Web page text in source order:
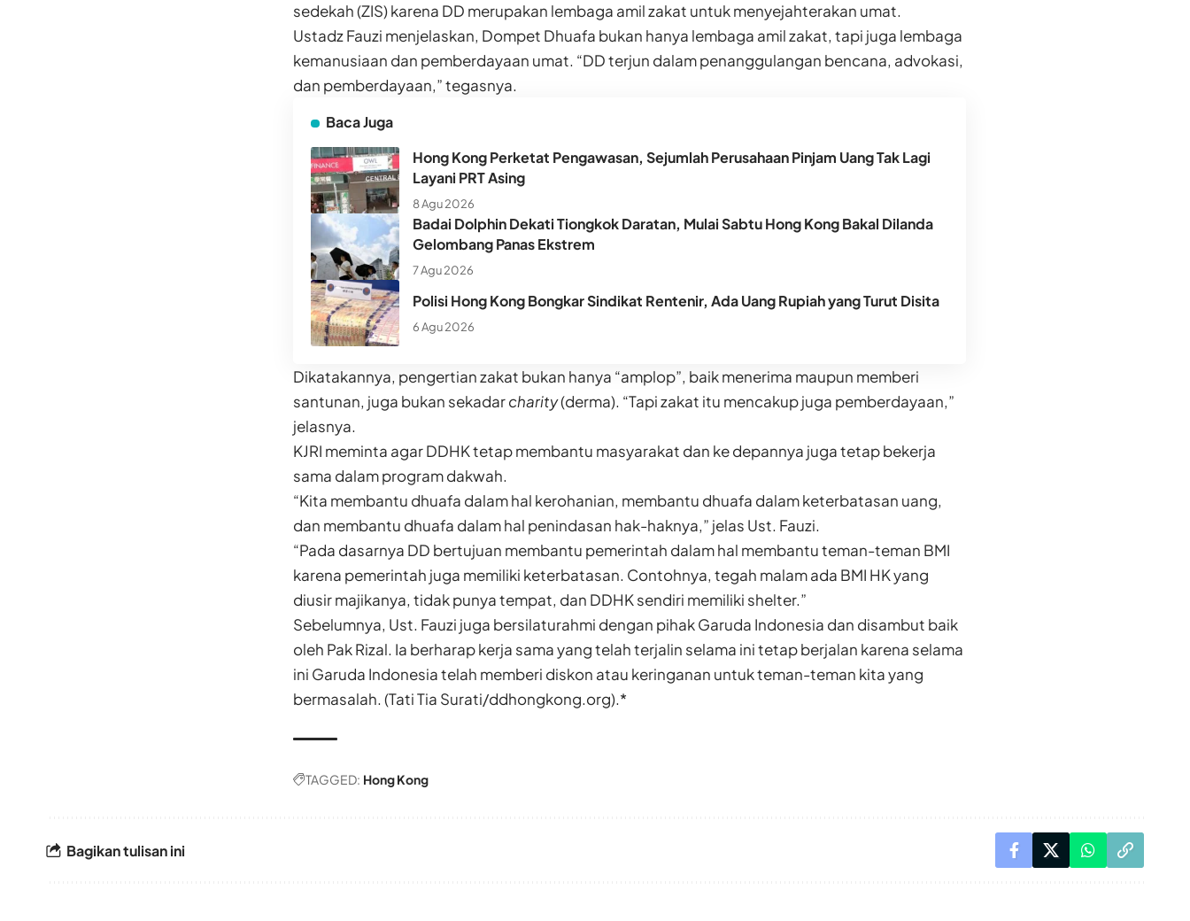
sedekah (ZIS) karena DD merupakan lembaga amil zakat untuk menyejahterakan umat.
Ustadz Fauzi menjelaskan, Dompet Dhuafa bukan hanya lembaga amil zakat, tapi juga lembaga
kemanusiaan dan pemberdayaan umat. “DD terjun dalam penanggulangan bencana, advokasi,
dan pemberdayaan,” tegasnya.
Baca Juga
Hong Kong Perketat Pengawasan, Sejumlah Perusahaan Pinjam Uang Tak Lagi
Layani PRT Asing
8 Agu 2026
Badai Dolphin Dekati Tiongkok Daratan, Mulai Sabtu Hong Kong Bakal Dilanda
Gelombang Panas Ekstrem
7 Agu 2026
Polisi Hong Kong Bongkar Sindikat Rentenir, Ada Uang Rupiah yang Turut Disita
6 Agu 2026
Dikatakannya, pengertian zakat bukan hanya “amplop”, baik menerima maupun memberi
santunan, juga bukan sekadarcharity(derma). “Tapi zakat itu mencakup juga pemberdayaan,”
jelasnya.
KJRI meminta agar DDHK tetap membantu masyarakat dan ke depannya juga tetap bekerja
sama dalam program dakwah.
“Kita membantu dhuafa dalam hal kerohanian, membantu dhuafa dalam keterbatasan uang,
dan membantu dhuafa dalam hal penindasan hak-haknya,” jelas Ust. Fauzi.
“Pada dasarnya DD bertujuan membantu pemerintah dalam hal membantu teman-teman BMI
karena pemerintah juga memiliki keterbatasan. Contohnya, tegah malam ada BMI HK yang
diusir majikanya, tidak punya tempat, dan DDHK sendiri memiliki shelter.”
Sebelumnya, Ust. Fauzi juga bersilaturahmi dengan pihak Garuda Indonesia dan disambut baik
oleh Pak Rizal. Ia berharap kerja sama yang telah terjalin selama ini tetap berjalan karena selama
ini Garuda Indonesia telah memberi diskon atau keringanan untuk teman-teman kita yang
bermasalah. (Tati Tia Surati/ddhongkong.org).*
TAGGED: Hong Kong
Bagikan tulisan ini